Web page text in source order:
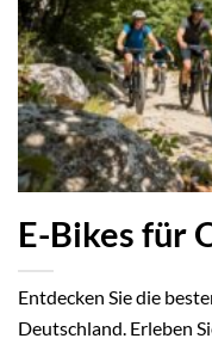
E-Bikes für
Entdecken Sie die
Deutschland. Erleben